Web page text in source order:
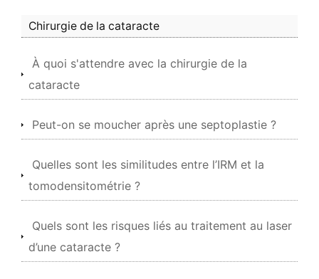
Chirurgie de la cataracte
À quoi s'attendre avec la chirurgie de la
cataracte
Peut-on se moucher après une septoplastie ?
Quelles sont les similitudes entre l’IRM et la
tomodensitométrie ?
Quels sont les risques liés au traitement au laser
d’une cataracte ?